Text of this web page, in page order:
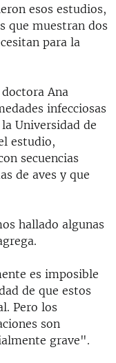
esos estudios,
que muestran dos
para la
Ana
infecciosas
Universidad de
estudio,
secuencias
de aves y que
hallado algunas
es imposible
de que estos
Pero los
son
grave".